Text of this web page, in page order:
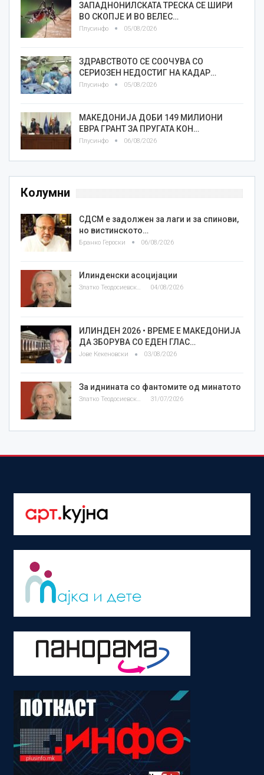
ЗАПАДНОНИЛСКАТА ТРЕСКА СЕ ШИРИ
ВО СКОПЈЕ И ВО ВЕЛЕС…
Плусинфо 05/08/2026
ЗДРАВСТВОТО СЕ СООЧУВА СО
СЕРИОЗЕН НЕДОСТИГ НА КАДАР…
Плусинфо 05/08/2026
МАКЕДОНИЈА ДОБИ 149 МИЛИОНИ
ЕВРА ГРАНТ ЗА ПРУГАТА КОН…
Плусинфо 06/08/2026
Колумни
СДСМ е задолжен за лаги и за спинови,
но вистинското…
Бранко Героски 06/08/2026
Илинденски асоцијации
Златко Теодосиевски 04/08/2026
ИЛИНДЕН 2026 • ВРЕМЕ Е МАКЕДОНИЈА
ДА ЗБОРУВА СО ЕДЕН ГЛАС…
Јове Кекеновски 03/08/2026
За иднината со фантомите од минатото
Златко Теодосиевски 31/07/2026